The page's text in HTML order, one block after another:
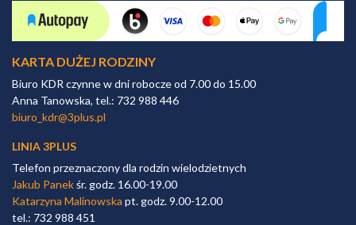
KARTA DUŻEJ RODZINY
Biuro KDR czynne w dni robocze od 7.00 do 15.00
Anna Tanowska, tel.: 732 988 446
biuro_kdr@3plus.pl
LINIA 3PLUS
Telefon przeznaczony dla rodzin wielodzietnych
Jakub Panekśr. godz. 16.00-19.00
Katarzyna Malinowska pt. godz. 9.00-12.00
tel.: 732 988 451